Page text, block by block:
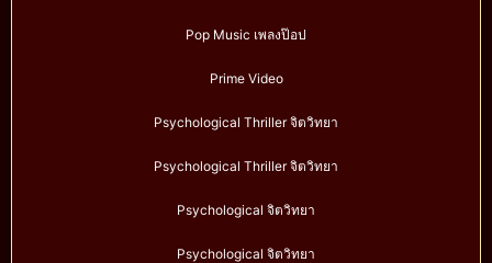
Pop Music เพลงป๊อป
Prime Video
Psychological Thriller จิตวิทยา
Psychological Thriller จิตวิทยา
Psychological จิตวิทยา
Psychological จิตวิทยา